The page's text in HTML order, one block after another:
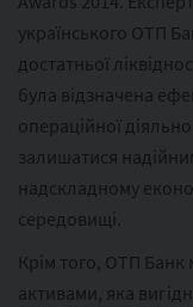
українського ОТП
достатньої
була відзначена
операційної
залишатися
надскладному
середовищі.
Крім того, ОТП Банк
активами, яка